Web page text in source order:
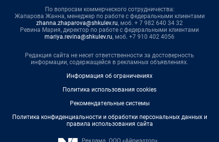
По вопросам коммерческого сотрудничества:
Жапарова Жанна, менеджер по работе с федеральными клиентами
zhanna.zhaparova@shkulev.ru, моб. + 7 982 640 34 32
Ревина Мария, директор по работе с федеральными клиентами
mariya.revina@shkulev.ru, моб. +7 910 402 4056
Редакция сайта не несет ответственности за достоверность
информации, содержащейся в рекламных объявлениях.
Информация об ограничениях
Политика использования cookies
Рекомендательные системы
Политика конфиденциальности и обработки персональных данных и
правила использования сайта